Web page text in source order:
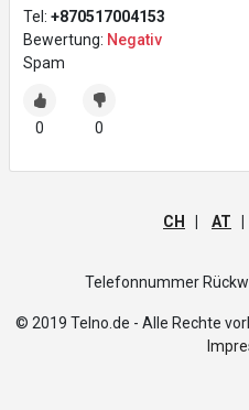
Tel: +870517004153
Bewertung: Negativ
Spam
0 0
CH AT
Telefonnummer
© 2019 Telno.de - Alle Rechte